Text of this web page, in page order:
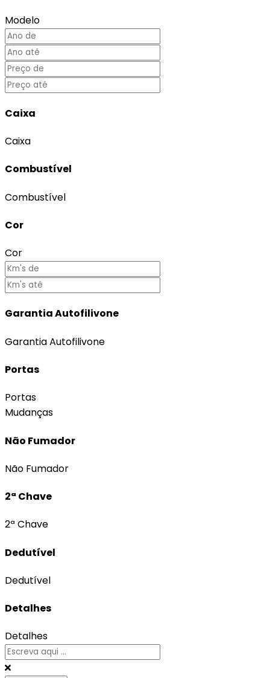
Modelo
Caixa
Caixa
Combustível
Combustível
Cor
Cor
Garantia Autofilivone
Garantia Autofilivone
Portas
Portas
Mudanças
Não Fumador
Não Fumador
2ª Chave
2ª Chave
Dedutível
Dedutível
Detalhes
Detalhes